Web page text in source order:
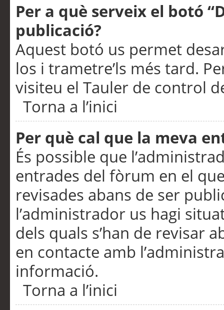
Per a què serveix el botó
publicació?
Aquest botó us permet
los i trametre’ls més tard.
visiteu el Tauler de control
Torna a l’inici
Per què cal que la meva
És possible que
entrades del fòrum en el
revisades abans de ser
l’administrador us hagi
dels quals s’han de revisar
en contacte amb
informació.
Torna a l’inici